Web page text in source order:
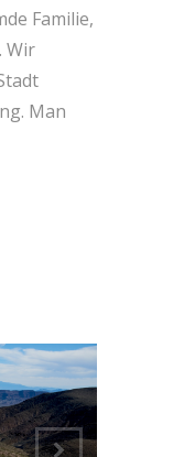
Familie,
Wir
Man